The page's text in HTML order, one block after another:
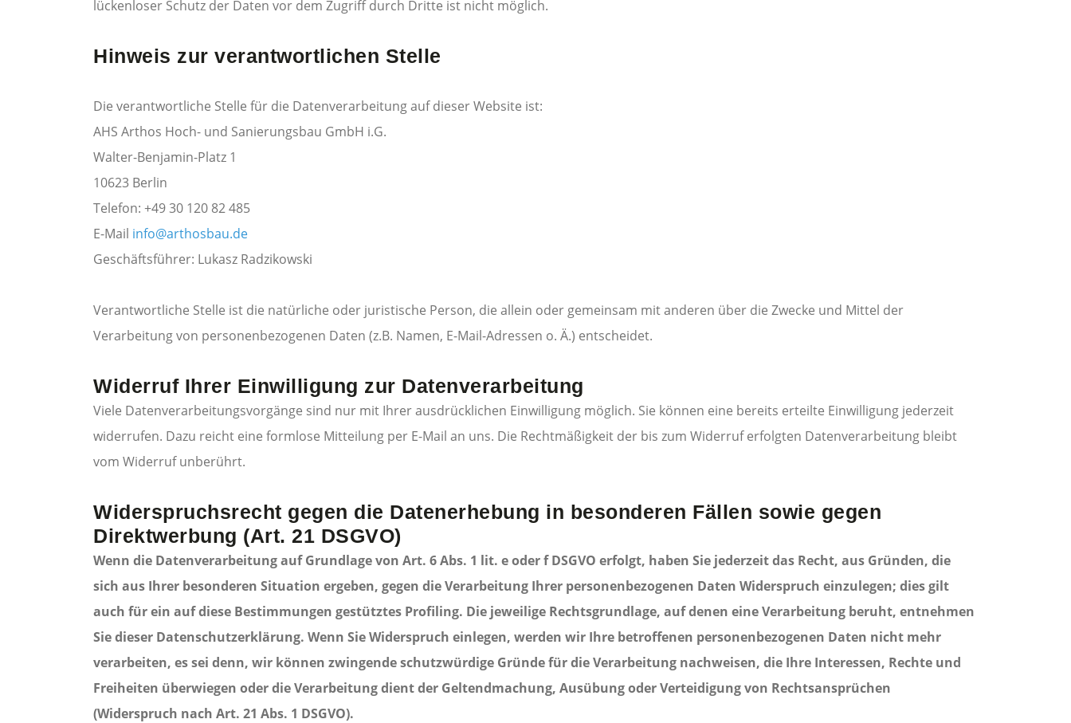
lückenloser Schutz der Daten vor dem Zugriff durch Dritte ist nicht möglich.
Hinweis zur verantwortlichen Stelle
Die verantwortliche Stelle für die Datenverarbeitung auf dieser Website ist:
AHS Arthos Hoch- und Sanierungsbau GmbH i.G.
Walter-Benjamin-Platz 1
10623 Berlin
Telefon: +49 30 120 82 485
E-Mail info@arthosbau.de
Geschäftsführer: Lukasz Radzikowski
Verantwortliche Stelle ist die natürliche oder juristische Person, die allein oder gemeinsam mit anderen über die Zwecke und Mittel der
Verarbeitung von personenbezogenen Daten (z.B. Namen, E-Mail-Adressen o. Ä.) entscheidet.
Widerruf Ihrer Einwilligung zur Datenverarbeitung
Viele Datenverarbeitungsvorgänge sind nur mit Ihrer ausdrücklichen Einwilligung möglich. Sie können eine bereits erteilte Einwilligung jederzeit
widerrufen. Dazu reicht eine formlose Mitteilung per E-Mail an uns. Die Rechtmäßigkeit der bis zum Widerruf erfolgten Datenverarbeitung bleibt
vom Widerruf unberührt.
Widerspruchsrecht gegen die Datenerhebung in besonderen Fällen sowie gegen
Direktwerbung (Art. 21 DSGVO)
Wenn die Datenverarbeitung auf Grundlage von Art. 6 Abs. 1 lit. e oder f DSGVO erfolgt, haben Sie jederzeit das Recht, aus Gründen, die
sich aus Ihrer besonderen Situation ergeben, gegen die Verarbeitung Ihrer personenbezogenen Daten Widerspruch einzulegen; dies gilt
auch für ein auf diese Bestimmungen gestütztes Profiling. Die jeweilige Rechtsgrundlage, auf denen eine Verarbeitung beruht, entnehmen
Sie dieser Datenschutzerklärung. Wenn Sie Widerspruch einlegen, werden wir Ihre betroffenen personenbezogenen Daten nicht mehr
verarbeiten, es sei denn, wir können zwingende schutzwürdige Gründe für die Verarbeitung nachweisen, die Ihre Interessen, Rechte und
Freiheiten überwiegen oder die Verarbeitung dient der Geltendmachung, Ausübung oder Verteidigung von Rechtsansprüchen
(Widerspruch nach Art. 21 Abs. 1 DSGVO).